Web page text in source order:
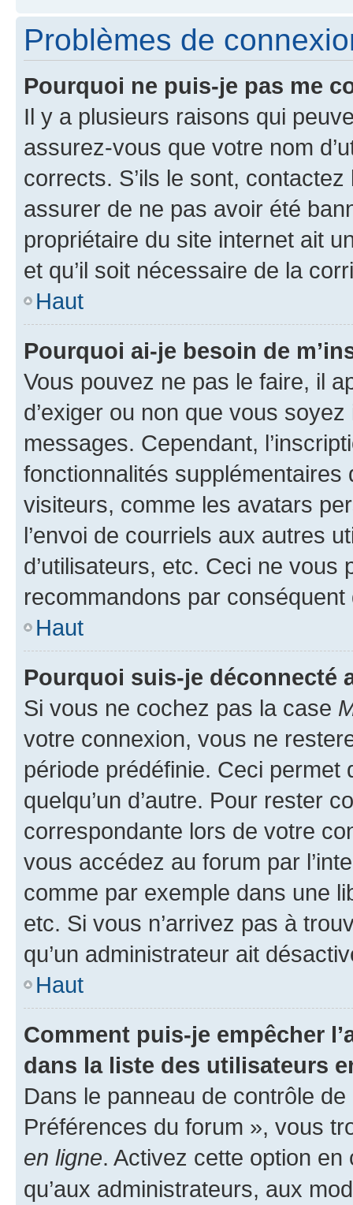
Problèmes de
Pourquoi ne puis-je pas me
Il y a plusieurs raisons qui
assurez-vous que votre nom
corrects. S’ils le sont,
assurer de ne pas avoir été
propriétaire du site internet ait
et qu’il soit nécessaire de la
Haut
Pourquoi ai-je besoin de
Vous pouvez ne pas le faire, il
d’exiger ou non que vous
messages. Cependant,
fonctionnalités
visiteurs, comme les avatars
l’envoi de courriels aux autres
d’utilisateurs, etc. Ceci ne vous
recommandons par conséquent
Haut
Pourquoi suis-je déconnecté
Si vous ne cochez pas la case
votre connexion, vous ne
période prédéfinie. Ceci permet
quelqu’un d’autre. Pour rester
correspondante lors de votre
vous accédez au forum par
comme par exemple dans une
etc. Si vous n’arrivez pas à
qu’un administrateur ait
Haut
Comment puis-je empêcher
dans la liste des utilisateurs
Dans le panneau de contrôle
Préférences du forum », vous
en ligne. Activez cette option
qu’aux administrateurs, aux